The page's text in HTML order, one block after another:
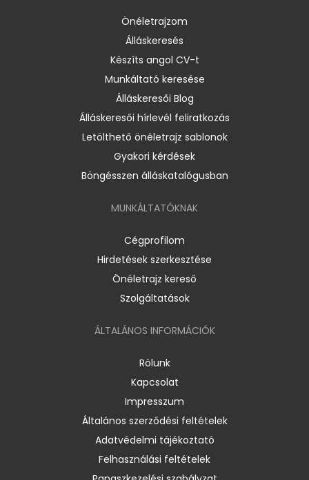
Önéletrajzom
Álláskeresés
Készíts angol CV-t
Munkáltató keresése
Álláskeresői Blog
Álláskeresői hírlevél feliratkozás
Letölthető önéletrajz sablonok
Gyakori kérdések
Böngésszen álláskatalógusban
MUNKÁLTATÓKNAK
Cégprofilom
Hirdetések szerkesztése
Önéletrajz kereső
Szolgáltatások
ÁLTALÁNOS INFORMÁCIÓK
Rólunk
Kapcsolat
Impresszum
Általános szerződési feltételek
Adatvédelmi tájékoztató
Felhasználási feltételek